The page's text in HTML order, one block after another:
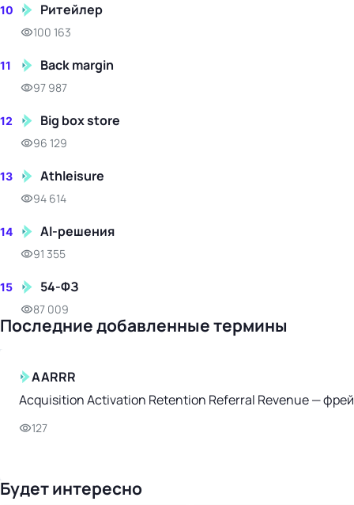
10 Ритейлер
100 163
11 Back margin
97 987
12 Big box store
96 129
13 Athleisure
94 614
14 AI-решения
91 355
15 54-ФЗ
87 009
Последние добавленные термины
AARRR
Acquisition Activation Retention Referral Revenue —
127
Будет интересно